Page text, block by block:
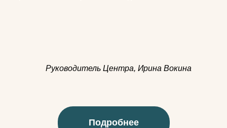
Подробнее
Руководитель Центра, Ирина Вокина